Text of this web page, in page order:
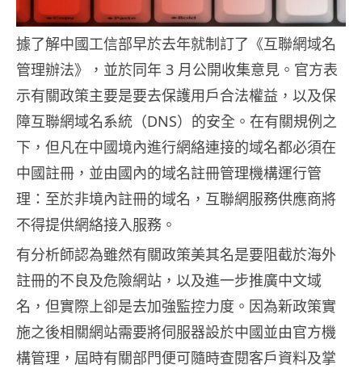
據了解中國工信部早於去年就制訂了《互聯網域名
管理辦法》，並於同年 3 月公開收集意見。官方表
示有關政策主要是要去保護用戶合法權益，以及保
障互聯網域名系統（DNS）的安全。在有關規例之
下，但凡在中國境內進行網絡連接的域名都必須在
中國註冊，並由國內的域名註冊管理機構運行管
理：至於非境內註冊的域名，互聯網服務供應商將
不得提供網絡接入服務。
有分析師認為雖然有關政策美其名是要阻截於海外
註冊的不良及危險網站，以及進一步推廣中文域
名，但實際上卻是去加強監控力度。因為新政策實
施之後相關網站需要將伺服器設於中國並由官方機
構管理，屆時有關部門便可隨時查閱客戶資料及掌